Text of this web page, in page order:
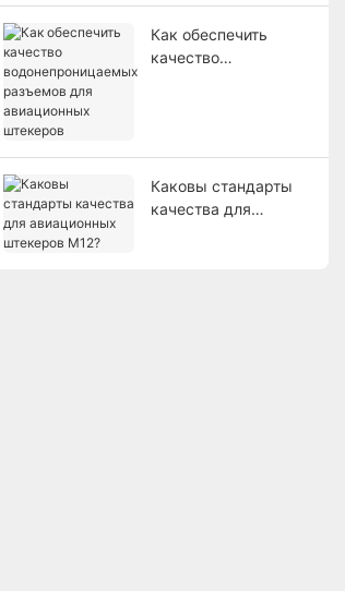
производственного оборудования,
Россия.
Как обеспечить
качество
Каковы стандарты
качества для